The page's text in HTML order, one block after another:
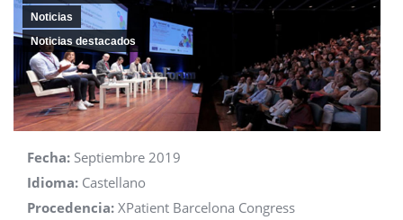
Noticias
Noticias destacados
Fecha: Septiembre 2019
Idioma: Castellano
Procedencia: XPatient Barcelona Congress